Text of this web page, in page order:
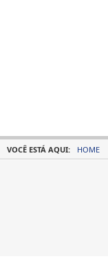
VOCÊ ESTÁ AQUI: HOME